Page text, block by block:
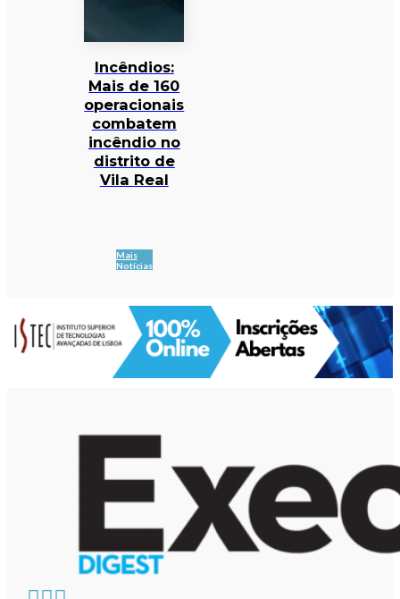
Incêndios:
Mais de 160
operacionais
combatem
incêndio no
distrito de
Vila Real
Mais
Notícias